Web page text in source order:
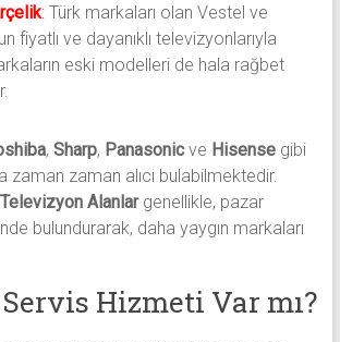
:Türk markaları olan Vestel ve
fiyatlı ve dayanıklı televizyonlarıyla
eski modelleri de hala rağbet
, Sharp, Panasonicve Hisensegibi
zaman zaman alıcı bulabilmektedir.
Alanlargenellikle, pazar
bulundurarak, daha yaygın markaları
Hizmeti Var mı?